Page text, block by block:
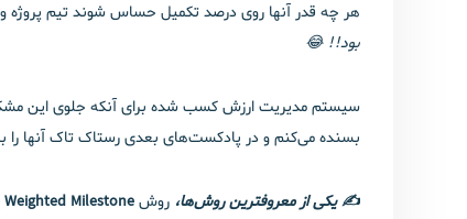
هر چه قدر آنها روی درصد تکمیل حساس شوند تیم پروژه و
بود!!😂
بسنده می‌کنم و در پادکست‌های بعدی رستاک تاک آنها را
✍️ یکی از معروفترین روش‌ها، روشWeighted Milestone یا مایلستون های وزن‌دار